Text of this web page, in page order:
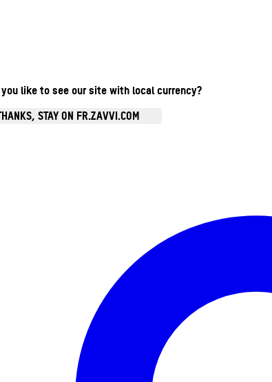
like to see our site with local currency?
STAY ON FR.ZAVVI.COM